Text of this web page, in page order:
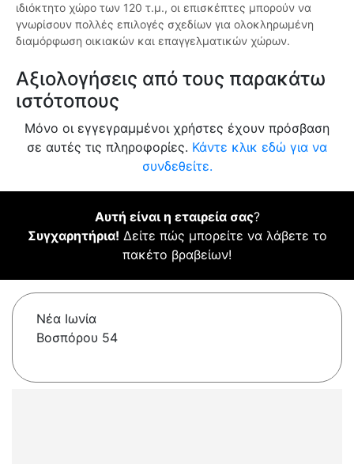
ιδιόκτητο χώρο των 120 τ.μ., οι επισκέπτες μπορούν να
γνωρίσουν πολλές επιλογές σχεδίων για ολοκληρωμένη
διαμόρφωση οικιακών και επαγγελματικών χώρων.
Αξιολογήσεις από τους παρακάτω
ιστότοπους
Μόνο οι εγγεγραμμένοι χρήστες έχουν πρόσβαση
σε αυτές τις πληροφορίες. Κάντε κλικ εδώ για να
συνδεθείτε.
Αυτή είναι η εταιρεία σας?
Συγχαρητήρια! Δείτε πώς μπορείτε να λάβετε το
πακέτο βραβείων!
Νέα Ιωνία
Βοσπόρου 54